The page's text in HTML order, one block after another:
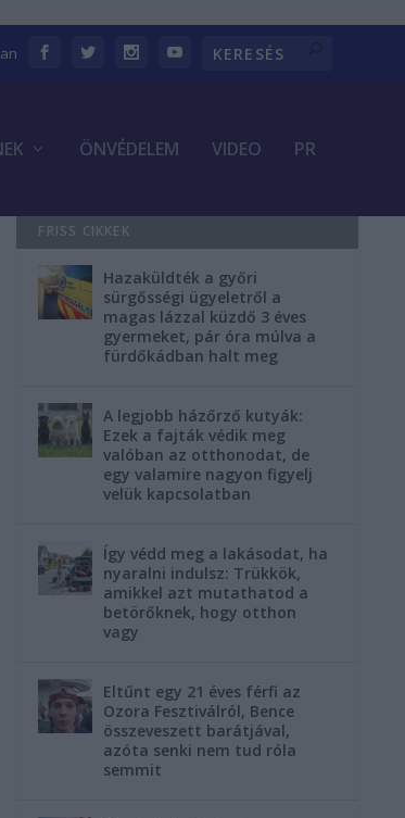
ÖNVÉDELEM VIDEO PR
FRISS CIKKEK
Hazaküldték a győri
sürgősségi ügyeletről a
magas lázzal küzdő 3 éves
gyermeket, pár óra múlva a
fürdőkádban halt meg
A legjobb házőrző kutyák:
Ezek a fajták védik meg
valóban az otthonodat, de
egy valamire nagyon figyelj
velük kapcsolatban
Így védd meg a lakásodat, ha
nyaralni indulsz: Trükkök,
amikkel azt mutathatod a
betörőknek, hogy otthon
vagy
Eltűnt egy 21 éves férfi az
Ozora Fesztiválról, Bence
összeveszett barátjával,
azóta senki nem tud róla
semmit